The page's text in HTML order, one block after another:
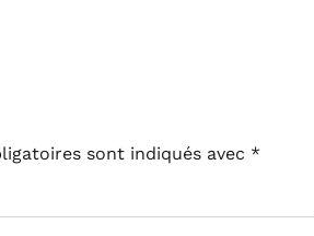
sont indiqués avec *